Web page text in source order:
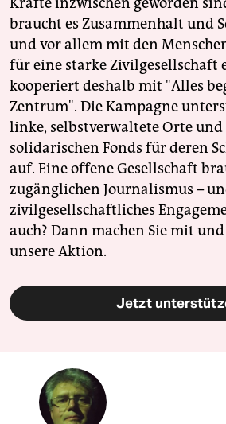
braucht es Zusammenhalt und
und vor allem mit den
für eine starke Zivilgesellschaft
kooperiert deshalb mit "Alles
Zentrum". Die Kampagne
linke, selbstverwaltete Orte
solidarischen Fonds für deren
auf. Eine offene Gesellschaft
zugänglichen Journalismus –
zivilgesellschaftliches
auch? Dann machen Sie mit
unsere Aktion.
Jetzt